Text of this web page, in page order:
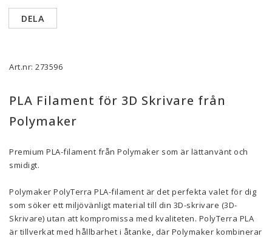
DELA
Art.nr: 273596
PLA Filament för 3D Skrivare från
Polymaker
Premium PLA-filament från Polymaker som är lättanvänt och
smidigt.
Polymaker PolyTerra PLA-filament är det perfekta valet för dig
som söker ett miljövänligt material till din 3D-skrivare (3D-
Skrivare) utan att kompromissa med kvaliteten. PolyTerra PLA
är tillverkat med hållbarhet i åtanke, där Polymaker kombinerar